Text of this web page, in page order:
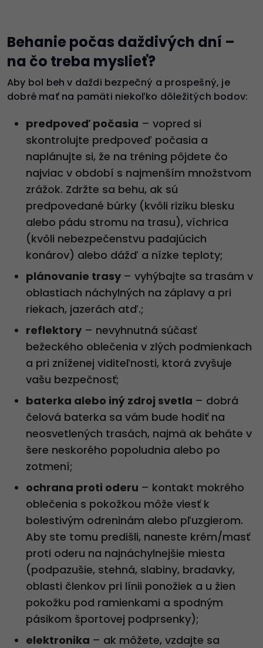
Behanie počas daždivých dní –
na čo treba myslieť?
Aby bol beh v daždi bezpečný a prospešný, je
dobré mať na pamäti niekoľko dôležitých bodov:
predpoveď počasia – vopred si
skontrolujte predpoveď počasia a
naplánujte si, že na tréning pôjdete čo
najviac v období s najmenším množstvom
zrážok. Zdržte sa behu, ak sú
predpovedané búrky (kvôli riziku blesku
alebo pádu stromu na trasu), víchrica
(kvôli nebezpečenstvu padajúcich
konárov) alebo dážď a nízke teploty;
plánovanie trasy – vyhýbajte sa trasám v
oblastiach náchylných na záplavy a pri
riekach, jazerách atď.;
reflektory – nevyhnutná súčasť
bežeckého oblečenia v zlých podmienkach
a pri zníženej viditeľnosti, ktorá zvyšuje
vašu bezpečnosť;
baterka alebo iný zdroj svetla – dobrá
čelová baterka sa vám bude hodiť na
neosvetlených trasách, najmä ak beháte v
šere neskorého popoludnia alebo po
zotmení;
ochrana proti oderu – kontakt mokrého
oblečenia s pokožkou môže viesť k
bolestivým odreninám alebo pľuzgierom.
Aby ste tomu predišli, naneste krém/masť
proti oderu na najnáchylnejšie miesta
(podpazušie, stehná, slabiny, bradavky,
oblasti členkov pri línii ponožiek a u žien
pokožku pod ramienkami a spodným
pásikom športovej podprsenky);
elektronika – ak môžete, vzdajte sa